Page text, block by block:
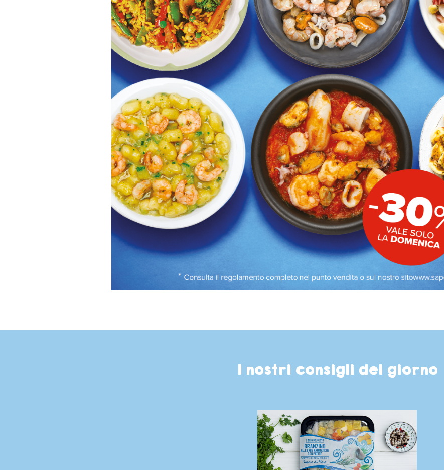
I nostri consigli del giorno